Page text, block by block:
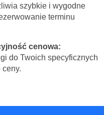
szybkie i wygodne
terminu
cenowa:
do Twoich specyficznych
ceny.